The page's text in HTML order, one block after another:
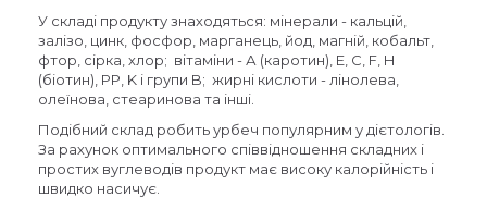
У складі продукту знаходяться: мінерали - кальцій,
залізо, цинк, фосфор, марганець, йод, магній, кобальт,
фтор, сірка, хлор; вітаміни - А (каротин), E, C, F, H
(біотин), PP, K і групи B; жирні кислоти - лінолева,
олеїнова, стеаринова та інші.
Подібний склад робить урбеч популярним у дієтологів.
За рахунок оптимального співвідношення складних і
простих вуглеводів продукт має високу калорійність і
швидко насичує.